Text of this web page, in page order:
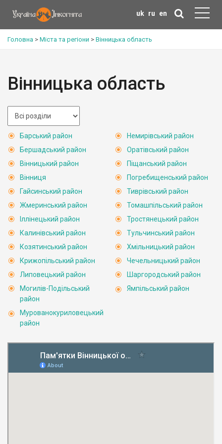
uk ru en
Головна > Міста та регіони > Вінницька область
Вінницька область
Барський район
Бершадський район
Вінницький район
Вінниця
Гайсинський район
Жмеринський район
Іллінецький район
Калинівський район
Козятинський район
Крижопільський район
Липовецький район
Могилів-Подільський
район
Мурованокуриловецький
район
Немирівський район
Оратівський район
Піщанський район
Погребищенський район
Тиврівський район
Томашпільський район
Тростянецький район
Тульчинський район
Хмільницький район
Чечельницький район
Шаргородський район
Ямпільський район